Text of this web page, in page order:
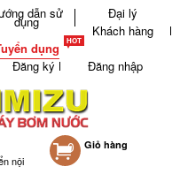
dẫn sử
dụng
Đại lý
Khách hàng
dụng
Đăng nhập
Đăng ký
nội
0 Giỏ hàng